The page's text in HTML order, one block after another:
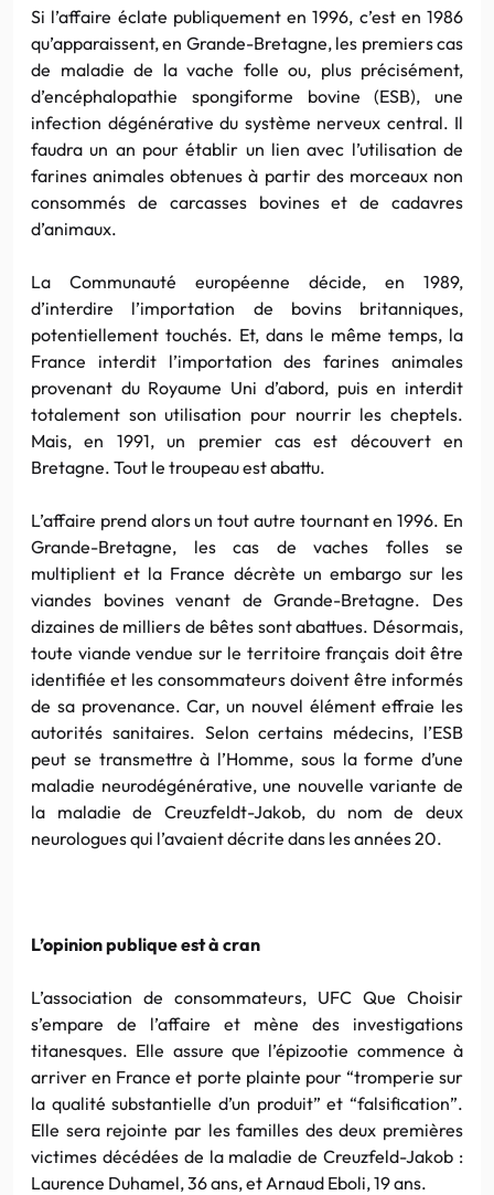
Si l’affaire éclate publiquement en 1996, c’est en 1986
qu’apparaissent, en Grande-Bretagne, les premiers cas
de maladie de la vache folle ou, plus précisément,
d’encéphalopathie spongiforme bovine (ESB), une
infection dégénérative du système nerveux central. Il
faudra un an pour établir un lien avec l’utilisation de
farines animales obtenues à partir des morceaux non
consommés de carcasses bovines et de cadavres
d’animaux.
La Communauté européenne décide, en 1989,
d’interdire l’importation de bovins britanniques,
potentiellement touchés. Et, dans le même temps, la
France interdit l’importation des farines animales
provenant du Royaume Uni d’abord, puis en interdit
totalement son utilisation pour nourrir les cheptels.
Mais, en 1991, un premier cas est découvert en
Bretagne. Tout le troupeau est abattu.
L’affaire prend alors un tout autre tournant en 1996. En
Grande-Bretagne, les cas de vaches folles se
multiplient et la France décrète un embargo sur les
viandes bovines venant de Grande-Bretagne. Des
dizaines de milliers de bêtes sont abattues. Désormais,
toute viande vendue sur le territoire français doit être
identifiée et les consommateurs doivent être informés
de sa provenance. Car, un nouvel élément effraie les
autorités sanitaires. Selon certains médecins, l’ESB
peut se transmettre à l’Homme, sous la forme d’une
maladie neurodégénérative, une nouvelle variante de
la maladie de Creuzfeldt-Jakob, du nom de deux
neurologues qui l’avaient décrite dans les années 20.
L’opinion publique est à cran
L’association de consommateurs, UFC Que Choisir
s’empare de l’affaire et mène des investigations
titanesques. Elle assure que l’épizootie commence à
arriver en France et porte plainte pour “tromperie sur
la qualité substantielle d’un produit” et “falsification”.
Elle sera rejointe par les familles des deux premières
victimes décédées de la maladie de Creuzfeld-Jakob :
Laurence Duhamel, 36 ans, et Arnaud Eboli, 19 ans.